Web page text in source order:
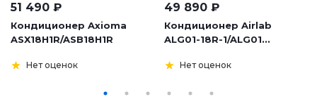
51 490 ₽
Кондиционер Axioma
ASX18H1R/ASB18H1R
Нет оценок
49 890 ₽
Кондиционер Airlab
ALG01-18R-1/ALG01...
Нет оценок